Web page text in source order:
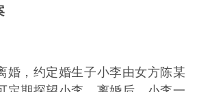
婚，约定婚生子小李由女方陈某